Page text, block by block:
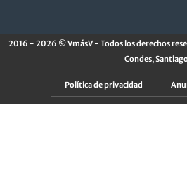
2016 - 2026 © VmásV - Todos los derechos
Condes,
Política de privacidad